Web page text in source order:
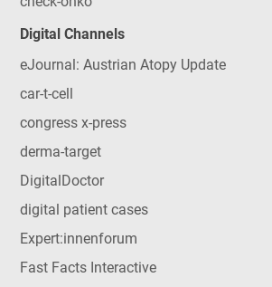
Digital Channels
eJournal: Austrian Atopy Update
car-t-cell
congress x-press
derma-target
DigitalDoctor
digital patient cases
Expert:innenforum
Fast Facts Interactive